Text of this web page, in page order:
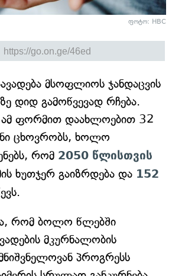
ფოტო: HBC
მსოფლიოს ჯანდაცვის
დიდ გამოწვევად რჩება.
ამ ფორმით დაახლოებით 32
ცხოვრობს, ხოლო
რომ 2050 წლისთვის
ხუთჯერ გაიზრდება და 152
რომ ბოლო წლებში
მკურნალობის
პროგრესს